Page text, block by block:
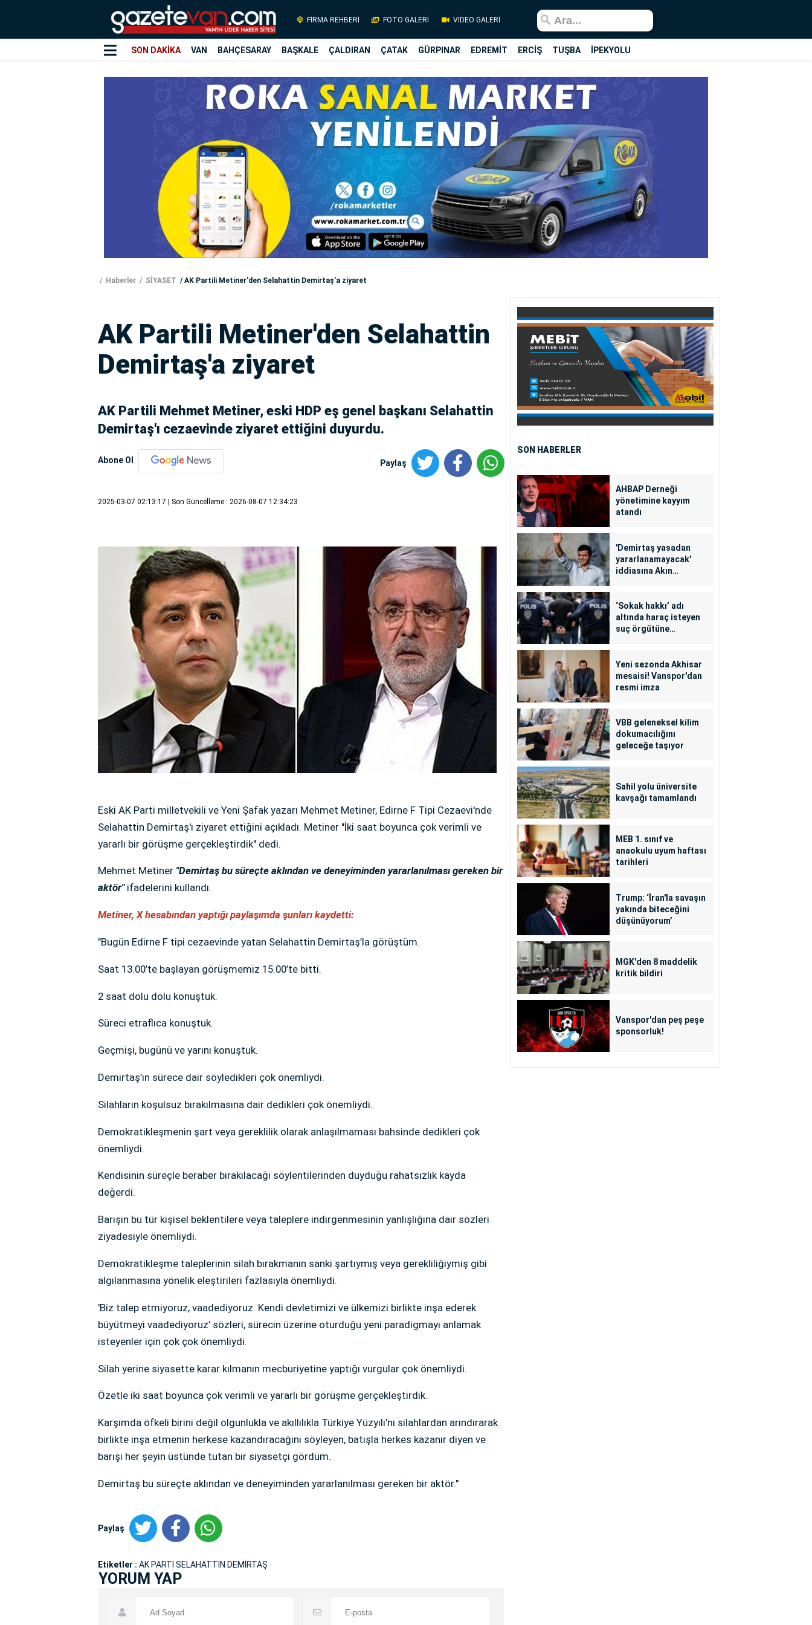
FİRMA REHBERİ FOTO GALERİ VİDEO GALERİ
SON DAKİKA VAN BAHÇESARAY BAŞKALE ÇALDIRAN ÇATAK GÜRPINAR EDREMİT ERCİŞ TUŞBA İPEKYOLU
Haberler SİYASET AK Partili Metiner'den Selahattin Demirtaş'a ziyaret
AK Partili Metiner'den Selahattin
Demirtaş'a ziyaret
AK Partili Mehmet Metiner, eski HDP eş genel başkanı Selahattin
Demirtaş'ı cezaevinde ziyaret ettiğini duyurdu.
Abone Ol Paylaş
2025-03-07 02:13:17 | Son Güncelleme : 2026-08-07 12:34:23
Eski AK Parti milletvekili ve Yeni Şafak yazarı Mehmet Metiner, Edirne F Tipi Cezaevi'nde
Selahattin Demirtaş'ı ziyaret ettiğini açıkladı. Metiner "İki saat boyunca çok verimli ve
yararlı bir görüşme gerçekleştirdik" dedi.
Mehmet Metiner "Demirtaş bu süreçte aklından ve deneyiminden yararlanılması gereken bir
aktör"ifadelerini kullandı.
Metiner, X hesabından yaptığı paylaşımda şunları kaydetti:
"Bugün Edirne F tipi cezaevinde yatan Selahattin Demirtaş’la görüştüm.
Saat 13.00’te başlayan görüşmemiz 15.00’te bitti.
2 saat dolu dolu konuştuk.
Süreci etraflıca konuştuk.
Geçmişi, bugünü ve yarını konuştuk.
Demirtaş’ın sürece dair söyledikleri çok önemliydi.
Silahların koşulsuz bırakılmasına dair dedikleri çok önemliydi.
Demokratikleşmenin şart veya gereklilik olarak anlaşılmaması bahsinde dedikleri çok
önemliydi.
Kendisinin süreçle beraber bırakılacağı söylentilerinden duyduğu rahatsızlık kayda
değerdi.
Barışın bu tür kişisel beklentilere veya taleplere indirgenmesinin yanlışlığına dair sözleri
ziyadesiyle önemliydi.
Demokratikleşme taleplerinin silah bırakmanın sanki şartıymış veya gerekliliğiymiş gibi
algılanmasına yönelik eleştirileri fazlasıyla önemliydi.
'Biz talep etmiyoruz, vaadediyoruz. Kendi devletimizi ve ülkemizi birlikte inşa ederek
büyütmeyi vaadediyoruz' sözleri, sürecin üzerine oturduğu yeni paradigmayı anlamak
isteyenler için çok çok önemliydi.
Silah yerine siyasette karar kılmanın mecburiyetine yaptığı vurgular çok önemliydi.
Özetle iki saat boyunca çok verimli ve yararlı bir görüşme gerçekleştirdik.
Karşımda öfkeli birini değil olgunlukla ve akıllılıkla Türkiye Yüzyılı’nı silahlardan arındırarak
birlikte inşa etmenin herkese kazandıracağını söyleyen, batışla herkes kazanır diyen ve
barışı her şeyin üstünde tutan bir siyasetçi gördüm.
Demirtaş bu süreçte aklından ve deneyiminden yararlanılması gereken bir aktör."
Paylaş
Etiketler : AK PARTİ SELAHATTİN DEMİRTAŞ
YORUM YAP
SON HABERLER
AHBAP Derneği
yönetimine kayyım
atandı
'Demirtaş yasadan
yararlanamayacak'
iddiasına Akın
‘Sokak hakkı’ adı
altında haraç isteyen
suç örgütüne
Yeni sezonda Akhisar
mesaisi! Vanspor'dan
resmi imza
VBB geleneksel kilim
dokumacılığını
geleceğe taşıyor
Sahil yolu üniversite
kavşağı tamamlandı
MEB 1. sınıf ve
anaokulu uyum haftası
tarihleri
Trump: ‘İran'la savaşın
yakında biteceğini
düşünüyorum’
MGK'den 8 maddelik
kritik bildiri
Vanspor'dan peş peşe
sponsorluk!